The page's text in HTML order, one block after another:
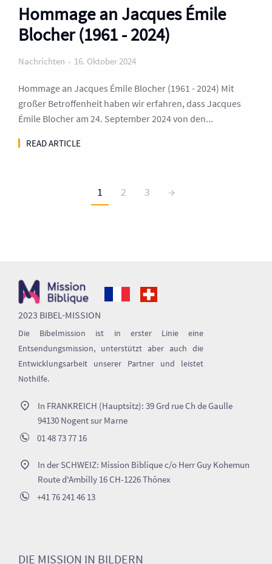
Hommage an Jacques Émile
Blocher (1961 - 2024)
Nachrichten 16. Oktober 2024
Hommage an Jacques Émile Blocher (1961 - 2024) Mit
großer Betroffenheit haben wir erfahren, dass Jacques
Émile Blocher am 24. September 2024 von den...
READ ARTICLE
1 2 3 →
2023 BIBEL-MISSION
Die Bibelmission ist in erster Linie eine
Entsendungsmission, unterstützt aber auch die
Entwicklungsarbeit unserer Partner und leistet
Nothilfe.
In FRANKREICH (Hauptsitz): 39 Grd rue Ch de Gaulle
94130 Nogent sur Marne
01 48 73 77 16
In der SCHWEIZ: Mission Biblique c/o Herr Guy Kohemun
Route d'Ambilly 16 CH-1226 Thônex
+41 76 241 46 13
DIE MISSION IN BILDERN